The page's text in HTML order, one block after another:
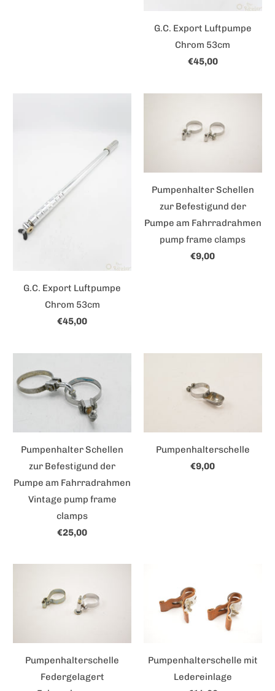
G.C. Export Luftpumpe
Chrom 53cm
€45,00
G.C. Export Luftpumpe
Chrom 53cm
€45,00
Pumpenhalter Schellen
zur Befestigund der
Pumpe am Fahrradrahmen
pump frame clamps
€9,00
Pumpenhalter Schellen
zur Befestigund der
Pumpe am Fahrradrahmen
Vintage pump frame
clamps
€25,00
Pumpenhalterschelle
€9,00
Pumpenhalterschelle
Federgelagert
Pumpenhalterschelle mit
Ledereinlage